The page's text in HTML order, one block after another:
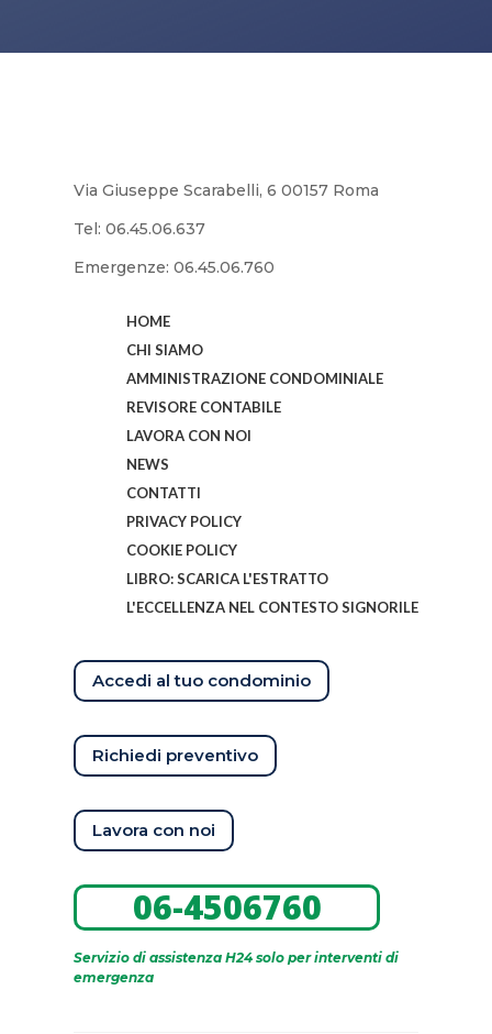
Via Giuseppe Scarabelli, 6 00157 Roma
Tel: 06.45.06.637
Emergenze: 06.45.06.760
HOME
CHI SIAMO
AMMINISTRAZIONE CONDOMINIALE
REVISORE CONTABILE
LAVORA CON NOI
NEWS
CONTATTI
PRIVACY POLICY
COOKIE POLICY
LIBRO: SCARICA L'ESTRATTO
L'ECCELLENZA NEL CONTESTO SIGNORILE
Accedi al tuo condominio
Richiedi preventivo
Lavora con noi
06-4506760
Servizio di assistenza H24 solo per interventi di
emergenza